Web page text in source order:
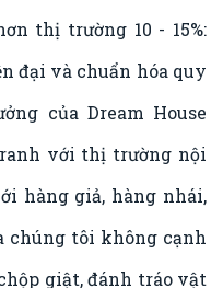
thị trường 10 - 15%:
đại và chuẩn hóa quy
của Dream House
với thị trường nội
hàng giả, hàng nhái,
chúng tôi không cạnh
giật, đánh tráo vật